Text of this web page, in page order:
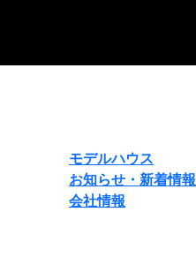
モデルハウス
お知らせ・新着情報
会社情報